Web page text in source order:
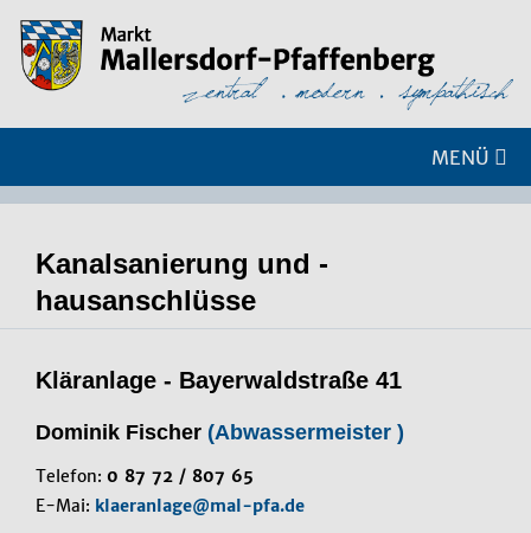
MENÜ
Kanalsanierung und -
hausanschlüsse
Kläranlage - Bayerwaldstraße 41
Dominik Fischer (Abwassermeister )
Telefon: 0 87 72 / 807 65
E-Mai: klaeranlage@mal-pfa.de